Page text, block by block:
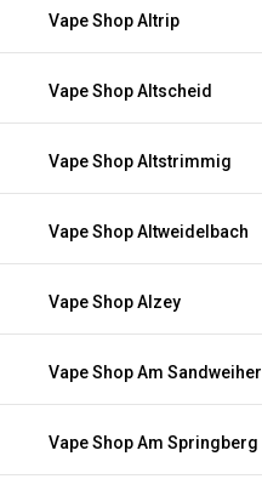
Vape Shop Altrip
Vape Shop Altscheid
Vape Shop Altstrimmig
Vape Shop Altweidelbach
Vape Shop Alzey
Vape Shop Am Sandweiher
Vape Shop Am Springberg